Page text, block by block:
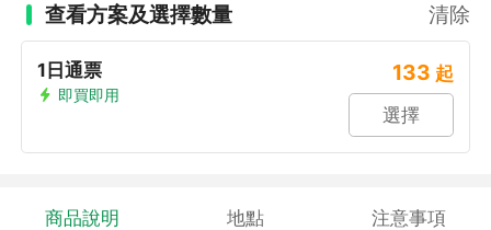
查看方案及選擇數量 清除
1日通票
即買即用
133 起
選擇
商品說明 地點 注意事項